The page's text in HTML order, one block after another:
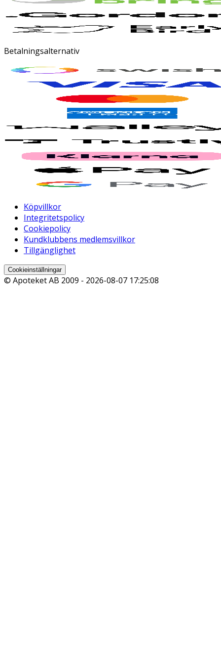
Betalningsalternativ
Köpvillkor
Integritetspolicy
Cookiepolicy
Kundklubbens medlemsvillkor
Tillgänglighet
Cookieinställningar
© Apoteket AB 2009 - 2026-08-07 17:25:08